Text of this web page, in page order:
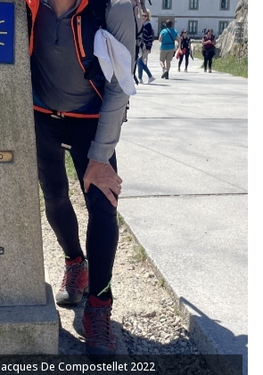
De Compostellet 2022